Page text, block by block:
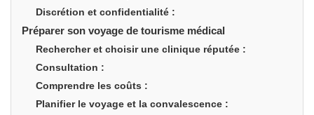
Discrétion et confidentialité :
Préparer son voyage de tourisme médical
Rechercher et choisir une clinique réputée :
Consultation :
Comprendre les coûts :
Planifier le voyage et la convalescence :